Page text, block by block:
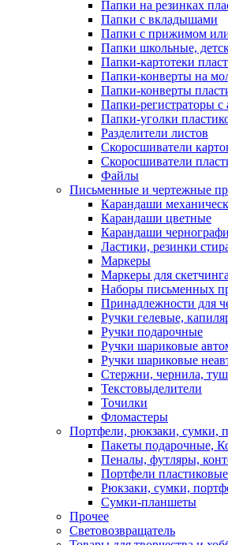
Папки на резинках
Папки с вкладышами
Папки с прижимом
Папки школьные,
Папки-картотеки
Папки-конверты на
Папки-конверты
Папки-регистраторы
Папки-уголки
Разделители листов
Скоросшиватели
Скоросшиватели
Файлы
Письменные и чертежные
Карандаши
Карандаши цветные
Карандаши
Ластики, резинки
Маркеры
Маркеры для
Наборы письменных
Принадлежности для
Ручки гелевые,
Ручки подарочные
Ручки шариковые
Ручки шариковые
Стержни, чернила,
Текстовыделители
Точилки
Фломастеры
Портфели, рюкзаки, сумки,
Пакеты подарочные,
Пеналы, футляры,
Портфели пластиковые
Рюкзаки, сумки,
Сумки-планшеты
Прочее
Световозвращатель